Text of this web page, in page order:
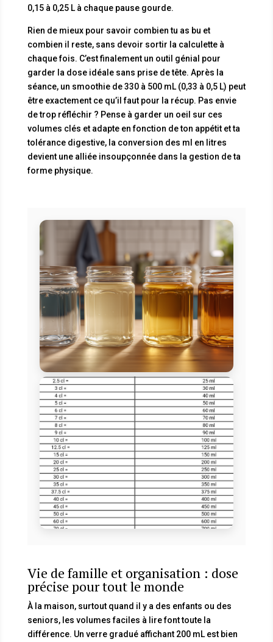
0,15 à 0,25 L à chaque pause gourde.
Rien de mieux pour savoir combien tu as bu et
combien il reste, sans devoir sortir la calculette à
chaque fois. C’est finalement un outil génial pour
garder la dose idéale sans prise de tête. Après la
séance, un smoothie de 330 à 500 mL (0,33 à 0,5 L) peut
être exactement ce qu’il faut pour la récup. Pas envie
de trop réfléchir ? Pense à garder un oeil sur ces
volumes clés et adapte en fonction de ton appétit et ta
tolérance digestive, la conversion des ml en litres
devient une alliée insoupçonnée dans la gestion de ta
forme physique.
Vie de famille et organisation : dose
précise pour tout le monde
À la maison, surtout quand il y a des enfants ou des
seniors, les volumes faciles à lire font toute la
différence. Un verre gradué affichant 200 mL est bien